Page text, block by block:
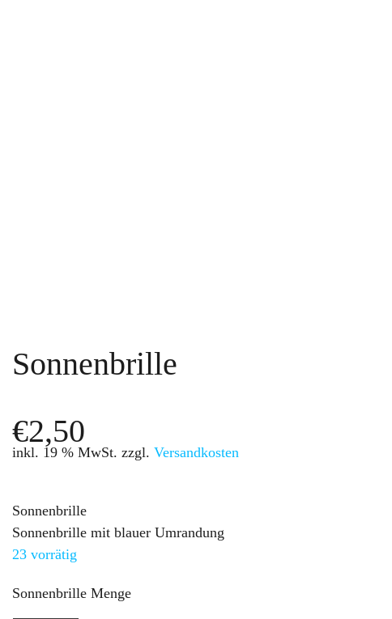
Sonnenbrille
€2,50
inkl. 19 % MwSt. zzgl. Versandkosten
Sonnenbrille
Sonnenbrille mit blauer Umrandung
23 vorrätig
Sonnenbrille Menge